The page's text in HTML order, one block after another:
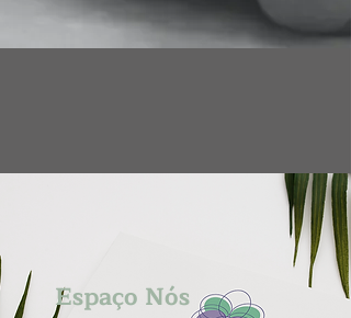
Espaço Nós